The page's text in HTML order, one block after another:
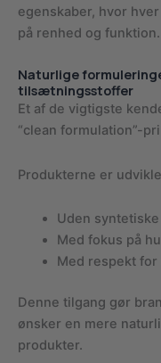
egenskaber, hvor
på renhed og funktion.
Naturlige
tilsætningsstoffer
Et af de vigtigste
“clean formulation”-
Produkterne er
Uden
Med fokus på
Med respekt
Denne tilgang gør
ønsker en mere
produkter.